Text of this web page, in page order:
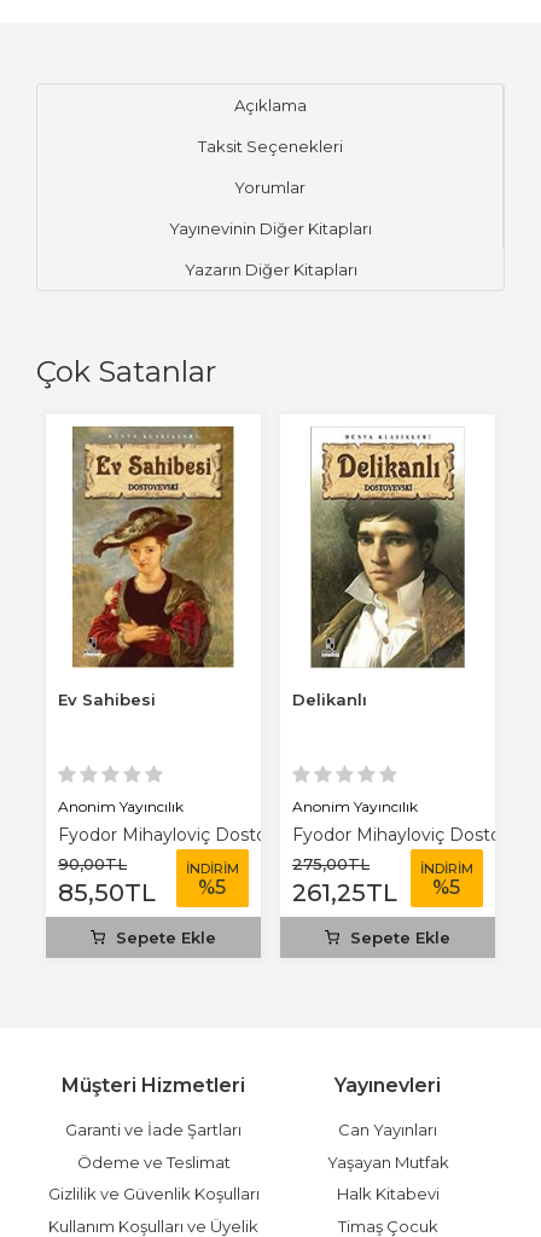
Açıklama
Taksit Seçenekleri
Yorumlar
Yayınevinin Diğer Kitapları
Yazarın Diğer Kitapları
Çok Satanlar
Ev Sahibesi
Anonim Yayıncılık
Fyodor Mihayloviç Dostoyevski
90,00TL
85,50TL
İNDİRİM
%5
Sepete Ekle
Delikanlı
Anonim Yayıncılık
Fyodor Mihayloviç
275,00TL
261,25TL
İNDİRİM
%5
Sepete Ekle
Müşteri Hizmetleri
Garanti ve İade Şartları
Ödeme ve Teslimat
Gizlilik ve Güvenlik Koşulları
Kullanım Koşulları ve Üyelik
Yayınevleri
Can Yayınları
Yaşayan Mutfak
Halk Kitabevi
Timaş Çocuk